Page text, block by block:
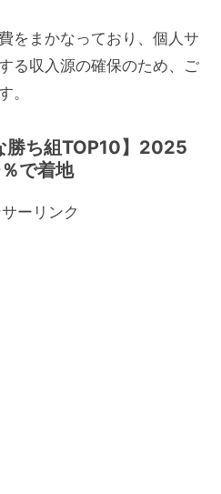
をまかなっており、個人サ
る収入源の確保のため、ご
。
勝ち組TOP10】2025
で着地
ーリンク